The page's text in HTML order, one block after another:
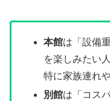
本館は「設備
を楽しみたい
特に家族連れ
別館は「コス